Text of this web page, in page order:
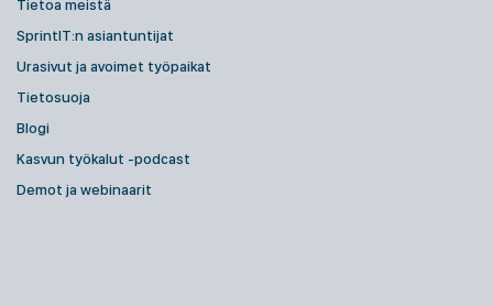
Tietoa meistä
SprintIT:n asiantuntijat
Urasivut ja avoimet työpaikat
Tietosuoja
Blogi
Kasvun työkalut -podcast
Demot ja webinaarit